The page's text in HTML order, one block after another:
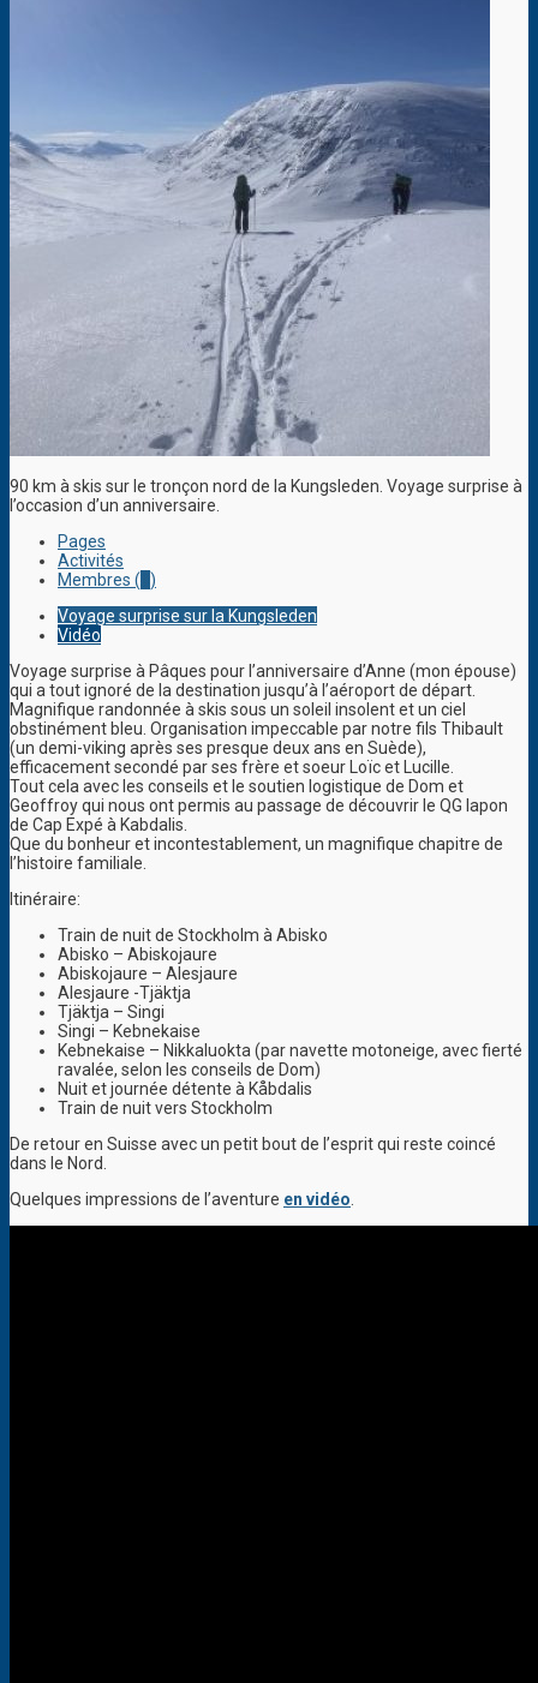
90 km à skis sur le tronçon nord de la Kungsleden. Voyage surprise à
l’occasion d’un anniversaire.
Pages
Activités
Membres ( )
Voyage surprise sur la Kungsleden
Vidéo
Voyage surprise à Pâques pour l’anniversaire d’Anne (mon épouse)
qui a tout ignoré de la destination jusqu’à l’aéroport de départ.
Magnifique randonnée à skis sous un soleil insolent et un ciel
obstinément bleu. Organisation impeccable par notre fils Thibault
(un demi-viking après ses presque deux ans en Suède),
efficacement secondé par ses frère et soeur Loïc et Lucille.
Tout cela avec les conseils et le soutien logistique de Dom et
Geoffroy qui nous ont permis au passage de découvrir le QG lapon
de Cap Expé à Kabdalis.
Que du bonheur et incontestablement, un magnifique chapitre de
l’histoire familiale.
Itinéraire:
Train de nuit de Stockholm à Abisko
Abisko – Abiskojaure
Abiskojaure – Alesjaure
Alesjaure -Tjäktja
Tjäktja – Singi
Singi – Kebnekaise
Kebnekaise – Nikkaluokta (par navette motoneige, avec fierté
ravalée, selon les conseils de Dom)
Nuit et journée détente à Kåbdalis
Train de nuit vers Stockholm
De retour en Suisse avec un petit bout de l’esprit qui reste coincé
dans le Nord.
Quelques impressions de l’aventure en vidéo